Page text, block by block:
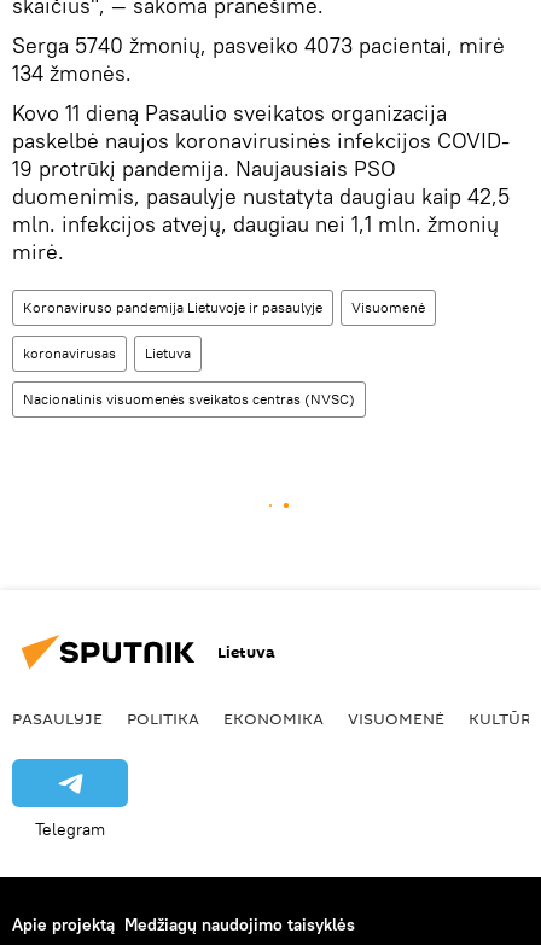
skaičius", — sakoma pranešime.
Serga 5740 žmonių, pasveiko 4073 pacientai, mirė
134 žmonės.
Kovo 11 dieną Pasaulio sveikatos organizacija
paskelbė naujos koronavirusinės infekcijos COVID-
19 protrūkį pandemija. Naujausiais PSO
duomenimis, pasaulyje nustatyta daugiau kaip 42,5
mln. infekcijos atvejų, daugiau nei 1,1 mln. žmonių
mirė.
Koronaviruso pandemija Lietuvoje ir pasaulyje Visuomenė
koronavirusas Lietuva
Nacionalinis visuomenės sveikatos centras (NVSC)
Lietuva
PASAULYJE POLITIKA EKONOMIKA VISUOMENĖ KULTŪRA
Telegram
Apie projektą Medžiagų naudojimo taisyklės